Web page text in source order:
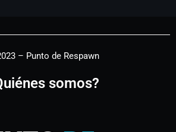
– Punto de Respawn
somos?